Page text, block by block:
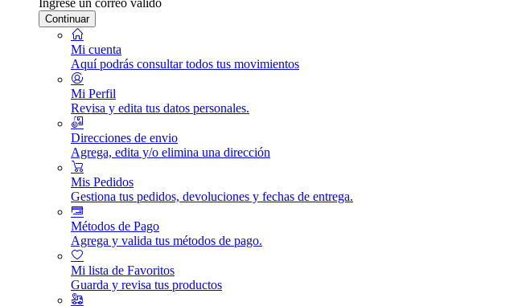
Continuar
Mi cuenta
Aquí podrás consultar todos tus movimientos
Mi Perfil
Revisa y edita tus datos personales.
Direcciones de envio
Agrega, edita y/o elimina una dirección
Mis Pedidos
Gestiona tus pedidos, devoluciones y fechas de entrega.
Métodos de Pago
Agrega y valida tus métodos de pago.
Mi lista de Favoritos
Guarda y revisa tus productos